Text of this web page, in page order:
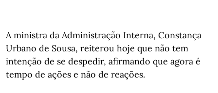
A ministra da Administração Interna, Constança
Urbano de Sousa, reiterou hoje que não tem
intenção de se despedir, afirmando que agora é
tempo de ações e não de reações.